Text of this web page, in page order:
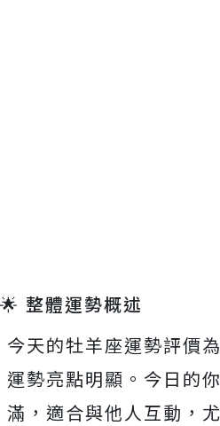
🌟 整體運勢概述
今天的牡羊座運勢評
運勢亮點明顯。今日的
滿，適合與他人互動，